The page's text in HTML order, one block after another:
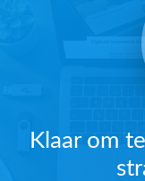
Klaar om